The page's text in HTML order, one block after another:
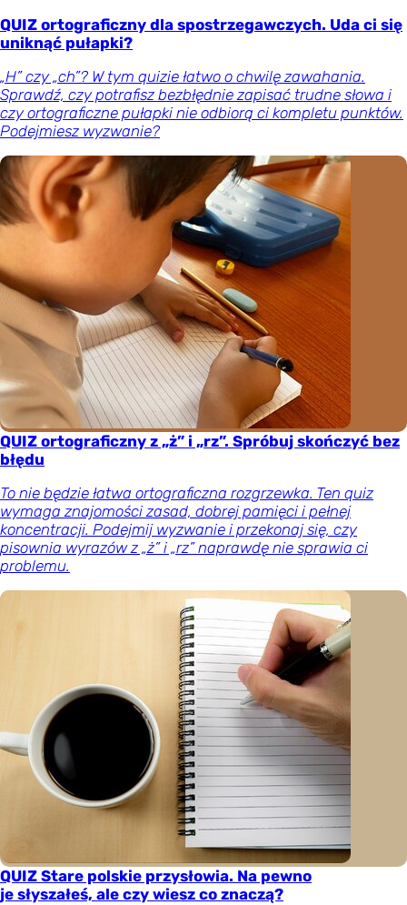
QUIZ ortograficzny dla spostrzegawczych. Uda ci się
uniknąć pułapki?
„H” czy „ch”? W tym quizie łatwo o chwilę zawahania.
Sprawdź, czy potrafisz bezbłędnie zapisać trudne słowa i
czy ortograficzne pułapki nie odbiorą ci kompletu punktów.
Podejmiesz wyzwanie?
QUIZ ortograficzny z „ż” i „rz”. Spróbuj skończyć bez
błędu
To nie będzie łatwa ortograficzna rozgrzewka. Ten quiz
wymaga znajomości zasad, dobrej pamięci i pełnej
koncentracji. Podejmij wyzwanie i przekonaj się, czy
pisownia wyrazów z „ż” i „rz” naprawdę nie sprawia ci
problemu.
QUIZ Stare polskie przysłowia. Na pewno
je słyszałeś, ale czy wiesz co znaczą?